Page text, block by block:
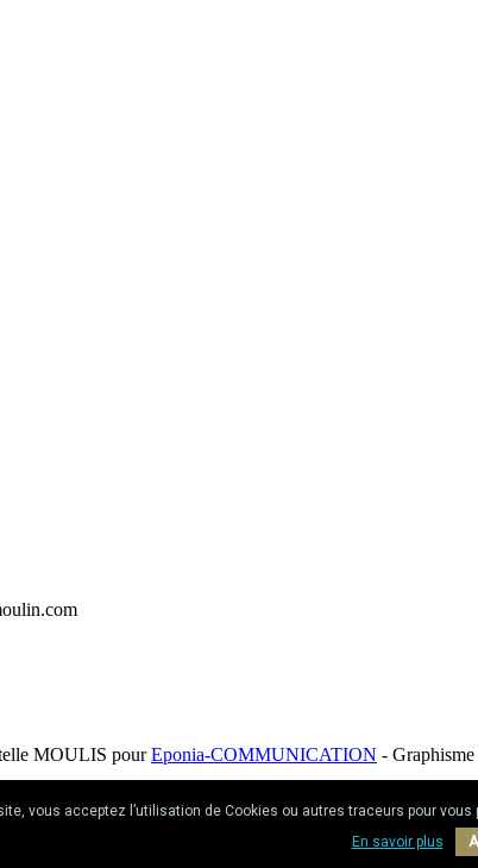
MOULIS pourEponia-COMMUNICATION -
santé, à consommer avec modération.
vous acceptez l’utilisation de Cookies ou autres traceurs pour
En savoir plus